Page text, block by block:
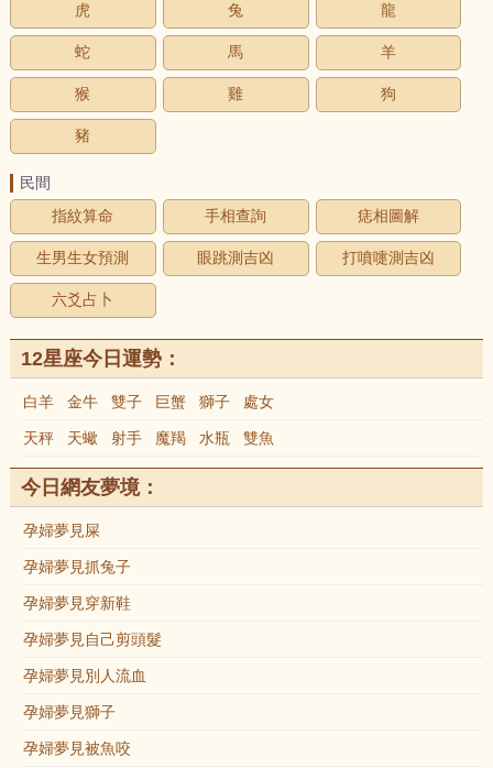
虎 兔 龍
蛇 馬 羊
猴 雞 狗
豬
民間
指紋算命
手相查詢 痣相圖解
生男生女預測 眼跳測吉凶 打噴嚏測吉凶
六爻占卜
12星座今日運勢：
白羊 金牛 雙子 巨蟹 獅子 處女
天秤 天蠍 射手 魔羯 水瓶 雙魚
今日網友夢境：
孕婦夢見屎
孕婦夢見抓兔子
孕婦夢見穿新鞋
孕婦夢見自己剪頭髮
孕婦夢見別人流血
孕婦夢見獅子
孕婦夢見被魚咬